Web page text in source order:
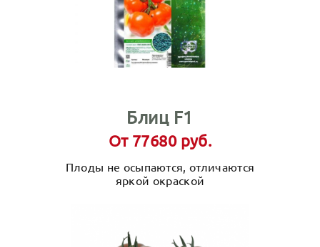
Блиц F1
От 77680 руб.
Плоды не осыпаются, отличаются
яркой окраской